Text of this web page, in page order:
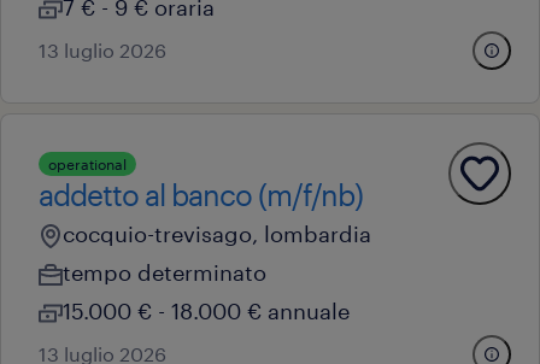
7 € - 9 € oraria
13 luglio 2026
operational
addetto al banco (m/f/nb)
cocquio-trevisago, lombardia
tempo determinato
15.000 € - 18.000 € annuale
13 luglio 2026